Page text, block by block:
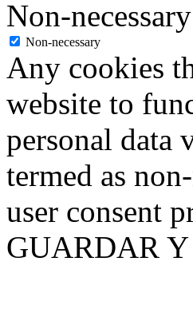
Non-necessary
Non-necessary
Any cookies
website to
personal data
termed as
user consent
GUARDAR